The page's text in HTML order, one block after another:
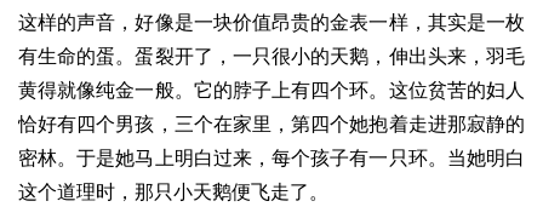
这样的声音，好像是一块价值昂贵的金表一样，其实是一枚
有生命的蛋。蛋裂开了，一只很小的天鹅，伸出头来，羽毛
黄得就像纯金一般。它的脖子上有四个环。这位贫苦的妇人
恰好有四个男孩，三个在家里，第四个她抱着走进那寂静的
密林。于是她马上明白过来，每个孩子有一只环。当她明白
这个道理时，那只小天鹅便飞走了。